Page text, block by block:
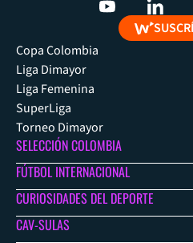
Copa Colombia
Liga Dimayor
Liga Femenina
SuperLiga
Torneo Dimayor
SELECCIÓN COLOMBIA
FÚTBOL INTERNACIONAL
CURIOSIDADES DEL DEPORTE
CAV-SULAS